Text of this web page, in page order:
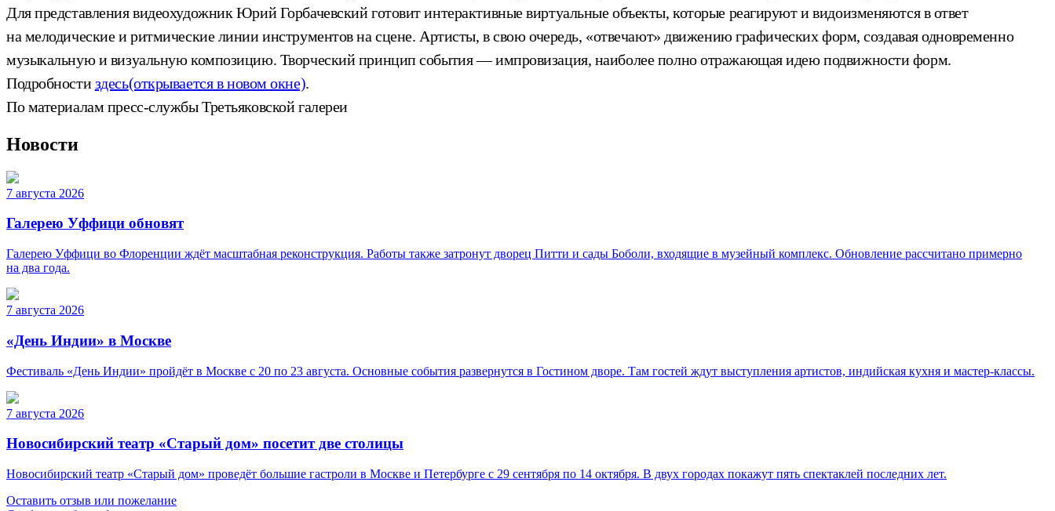
Для представления видеохудожник Юрий Горбачевский готовит интерактивные виртуальные объекты, которые реагируют и видоизменяются в ответ
на мелодические и ритмические линии инструментов на сцене. Артисты, в свою очередь, «отвечают» движению графических форм, создавая одновременно
музыкальную и визуальную композицию. Творческий принцип события — импровизация, наиболее полно отражающая идею подвижности форм.
Подробностиздесь(открывается в новом окне).
По материалам пресс-службы Третьяковской галереи
Новости
7 августа 2026
Галерею Уффици обновят
Галерею Уффици во Флоренции ждёт масштабная реконструкция. Работы также затронут дворец Питти и сады Боболи, входящие в музейный комплекс. Обновление рассчитано примерно
на два года.
7 августа 2026
«День Индии» в Москве
Фестиваль «День Индии» пройдёт в Москве с 20 по 23 августа. Основные события развернутся в Гостином дворе. Там гостей ждут выступления артистов, индийская кухня и мастер-классы.
7 августа 2026
Новосибирский театр «Старый дом» посетит две столицы
Новосибирский театр «Старый дом» проведёт большие гастроли в Москве и Петербурге с 29 сентября по 14 октября. В двух городах покажут пять спектаклей последних лет.
Оставить отзыв или пожелание